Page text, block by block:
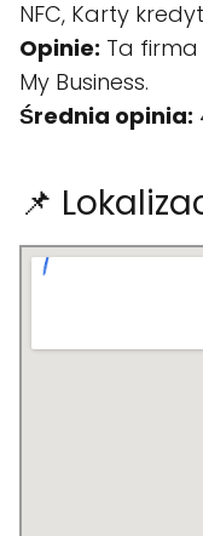
NFC, Karty
Opinie: Ta
My Business.
Średnia opinia:
📌